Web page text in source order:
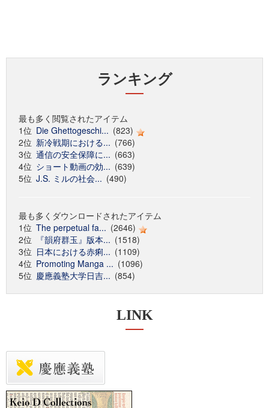
ランキング
最も多く閲覧されたアイテム
1位 Die Ghettogeschi... (823)
2位 新冷戦期における... (766)
3位 通信の安全保障に... (663)
4位 ショート動画の効... (639)
5位 J.S. ミルの社会... (490)
最も多くダウンロードされたアイテム
1位 The perpetual fa... (2646)
2位
『韻府群玉』版本... (1518)
3位 日本における赤痢... (1109)
4位 Promoting Manga ... (1096)
5位 慶應義塾大学日吉... (854)
LINK